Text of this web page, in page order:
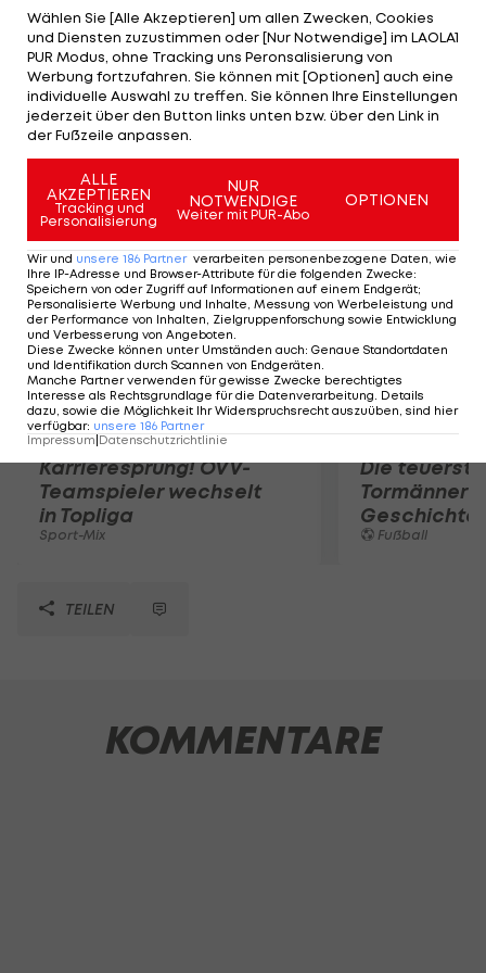
Fohlen setzen sich gegen Norwegen mit 3:1 durch.
Die Tore erzielen Gösweiner (5.), Puchegger (9.) und
Bytyqi (43.). Am Dienstag kämpft Österreich damit
im Finale gegen Russland um das Ticket für die EM-
Endrunde, die vom 19. bis 31. Juli in Ungarn
stattfindet.
Mehr zum Thema
Karrieresprung! ÖVV-
Teamspieler wechselt
in Topliga
Sport-Mix
Die
Tormänner
Geschichte
Fußball
TEILEN
KOMMENTARE
Wählen Sie [Alle Akzeptieren] um allen Zwecken, Cookies
und Diensten zuzustimmen oder [Nur Notwendige] im LAOLA1
PUR Modus, ohne Tracking uns Peronsalisierung von
Werbung fortzufahren. Sie können mit [Optionen] auch eine
individuelle Auswahl zu treffen. Sie können Ihre Einstellungen
jederzeit über den Button links unten bzw. über den Link in
der Fußzeile anpassen.
ALLE
AKZEPTIEREN
Tracking und
Personalisierung
NUR
NOTWENDIGE
Weiter mit PUR-Abo
OPTIONEN
Wir und unsere 186 Partner verarbeiten personenbezogene Daten, wie
Ihre IP-Adresse und Browser-Attribute für die folgenden Zwecke:
Speichern von oder Zugriff auf Informationen auf einem Endgerät;
Personalisierte Werbung und Inhalte, Messung von Werbeleistung und
der Performance von Inhalten, Zielgruppenforschung sowie Entwicklung
und Verbesserung von Angeboten.
Diese Zwecke können unter Umständen auch: Genaue Standortdaten
und Identifikation durch Scannen von Endgeräten.
Manche Partner verwenden für gewisse Zwecke berechtigtes
Interesse als Rechtsgrundlage für die Datenverarbeitung. Details
dazu, sowie die Möglichkeit Ihr Widerspruchsrecht auszuüben, sind hier
verfügbar: unsere 186 Partner
Impressum Datenschutzrichtlinie